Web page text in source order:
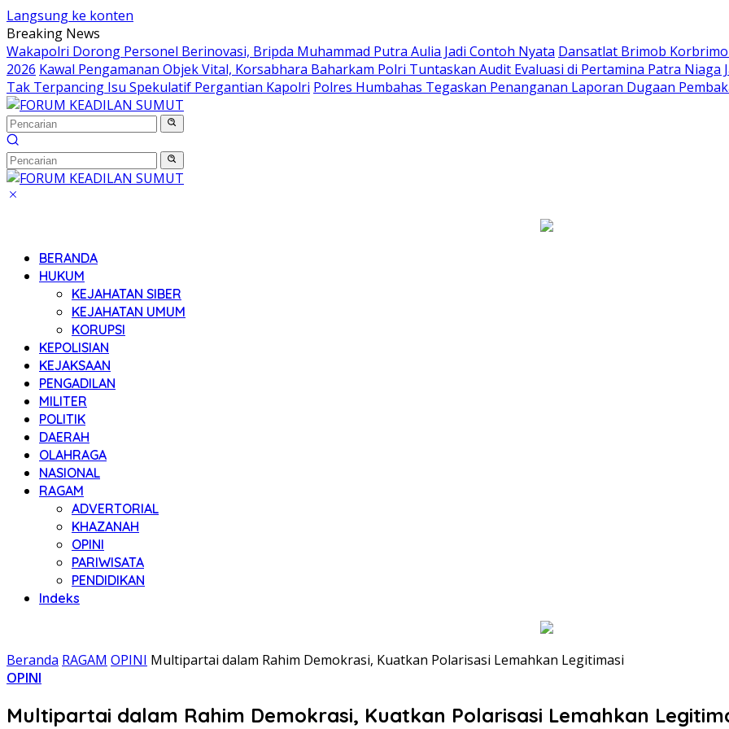
Langsung ke konten
Breaking News
Wakapolri Dorong Personel Berinovasi, Bripda Muhammad Putra Aulia Jadi Contoh Nyata Dansatlat Brimob
2026 Kawal Pengamanan Objek Vital, Korsabhara Baharkam Polri Tuntaskan Audit Evaluasi di Pertamina Patra Niaga
Tak Terpancing Isu Spekulatif Pergantian Kapolri Polres Humbahas Tegaskan Penanganan Laporan Dugaan
BERANDA
HUKUM
KEJAHATAN SIBER
KEJAHATAN UMUM
KORUPSI
KEPOLISIAN
KEJAKSAAN
PENGADILAN
MILITER
POLITIK
DAERAH
OLAHRAGA
NASIONAL
RAGAM
ADVERTORIAL
KHAZANAH
OPINI
PARIWISATA
PENDIDIKAN
Indeks
Beranda RAGAM OPINI Multipartai dalam Rahim Demokrasi, Kuatkan Polarisasi Lemahkan Legitimasi
OPINI
Multipartai dalam Rahim Demokrasi, Kuatkan Polarisasi Lemahkan